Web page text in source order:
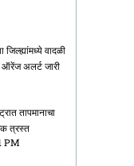
जिल्ह्यांमध्ये वादळी
अलर्ट जारी
तापमानाचा
त्रस्त
PM